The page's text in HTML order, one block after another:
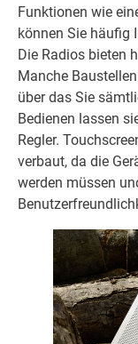
Funktionen wie
können Sie häufig
Die Radios bieten
Manche
über das Sie
Bedienen lassen
Regler.
verbaut, da die
werden müssen